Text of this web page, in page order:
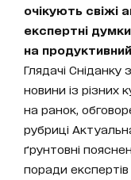
очікують свіжі
експертні
на
Глядачі Сніданку
новини із різних
на ранок,
рубриці
ґрунтовні
поради